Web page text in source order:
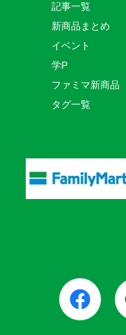
記事一覧
新商品まとめ
イベント
学P
ファミマ新商品
タグ一覧